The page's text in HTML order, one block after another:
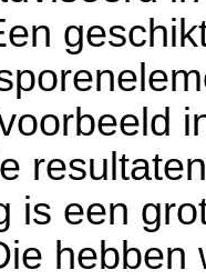
is een
hebben